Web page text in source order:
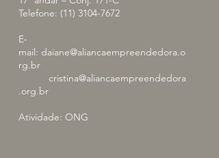
Telefone: (11) 3104-7672
E-
mail: daiane@aliancaempreendedora.o
rg.br
cristina@aliancaempreendedora
.org.br
Atividade: ONG